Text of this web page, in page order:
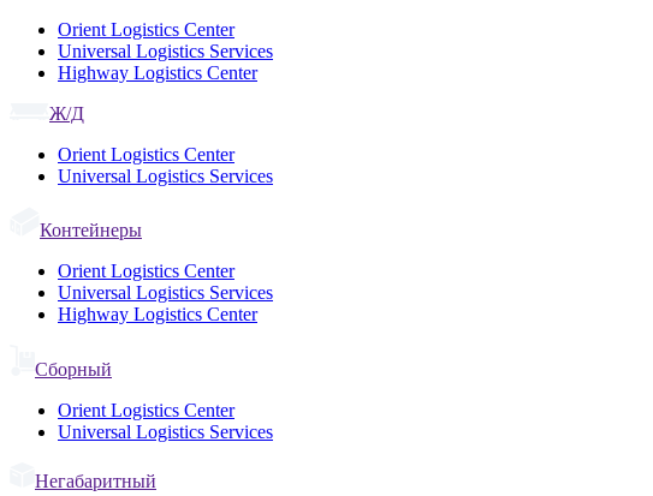
Orient Logistics Center
Universal Logistics Services
Highway Logistics Center
Ж/Д
Orient Logistics Center
Universal Logistics Services
Контейнеры
Orient Logistics Center
Universal Logistics Services
Highway Logistics Center
Сборный
Orient Logistics Center
Universal Logistics Services
Негабаритный